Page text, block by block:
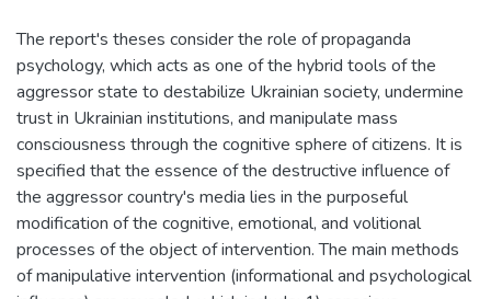
The report's theses consider the role of propaganda
psychology, which acts as one of the hybrid tools of the
aggressor state to destabilize Ukrainian society, undermine
trust in Ukrainian institutions, and manipulate mass
consciousness through the cognitive sphere of citizens. It is
specified that the essence of the destructive influence of
the aggressor country's media lies in the purposeful
modification of the cognitive, emotional, and volitional
processes of the object of intervention. The main methods
of manipulative intervention (informational and psychological